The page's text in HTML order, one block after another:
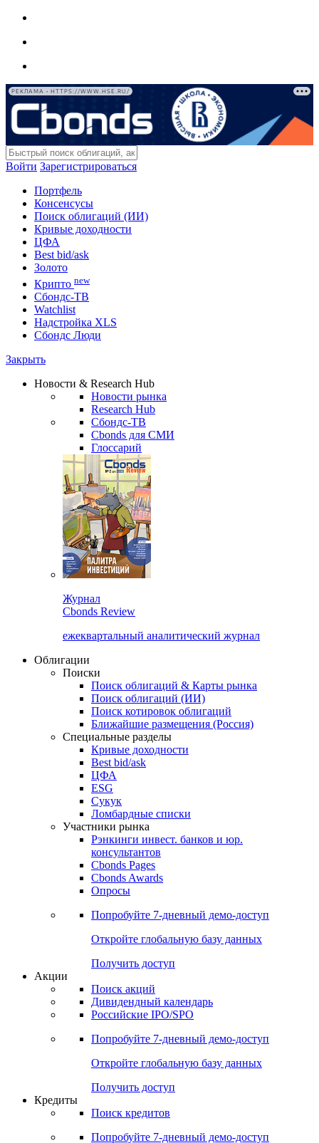
РЕКЛАМА • HTTPS://WWW.HSE.RU/
Войти Зарегистрироваться
Портфель
Консенсусы
Поиск облигаций (ИИ)
Кривые доходности
ЦФА
Best bid/ask
Золото
Крипто new
Сбондс-ТВ
Watchlist
Надстройка XLS
Сбондс Люди
Закрыть
Новости & Research Hub
Новости рынка
Research Hub
Сбондс-ТВ
Cbonds для СМИ
Глоссарий
Журнал
Cbonds Review
ежеквартальный аналитический журнал
Облигации
Поиски
Поиск облигаций & Карты рынка
Поиск облигаций (ИИ)
Поиск котировок облигаций
Ближайшие размещения (Россия)
Специальные разделы
Кривые доходности
Best bid/ask
ЦФА
ESG
Сукук
Ломбардные списки
Участники рынка
Рэнкинги инвест. банков и юр.
консультантов
Cbonds Pages
Cbonds Awards
Опросы
Попробуйте 7-дневный демо-доступ
Откройте глобальную базу данных
Получить доступ
Акции
Поиск акций
Дивидендный календарь
Российские IPO/SPO
Попробуйте 7-дневный демо-доступ
Откройте глобальную базу данных
Получить доступ
Кредиты
Поиск кредитов
Попробуйте 7-дневный демо-доступ